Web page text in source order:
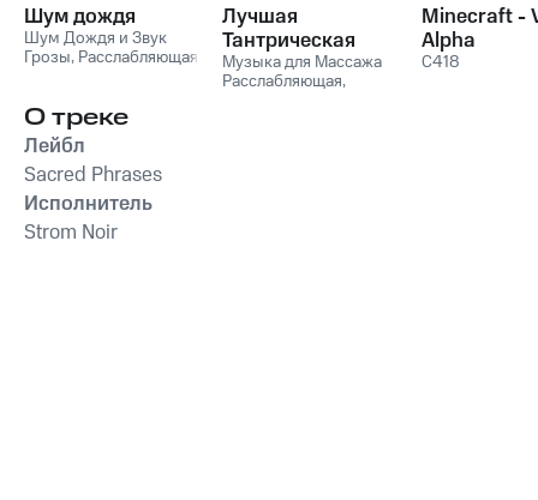
Шум дождя
Шум Дождя и Звук
Грозы, Расслабляющая
Лучшая
Тантрическая
Музыка для
Массажа и Любви
Музыка для Массажа
Расслабляющая,
Minecraft -
Alpha
C418
О треке
Лейбл
Sacred Phrases
Исполнитель
Strom Noir